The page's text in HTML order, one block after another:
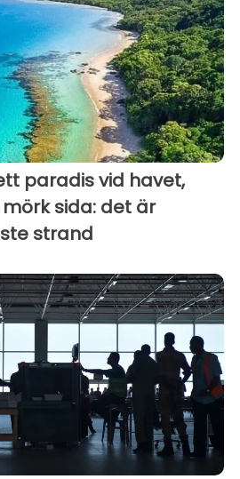
paradis vid havet,
sida: det är
strand